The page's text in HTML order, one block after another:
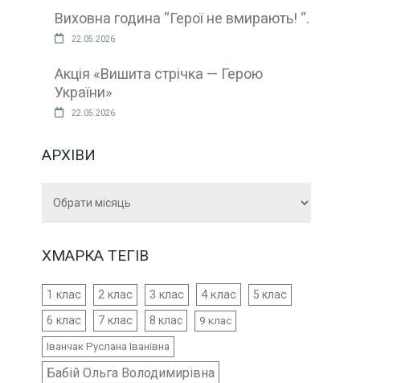
Виховна година “Герої не вмирають! “.
22.05.2026
Акція «Вишита стрічка — Герою
України»
22.05.2026
АРХІВИ
ХМАРКА ТЕГІВ
1 клас 2 клас 3 клас 4 клас 5 клас
6 клас 7 клас 8 клас 9 клас
Іванчак Руслана Іванівна
Бабій Ольга Володимирівна